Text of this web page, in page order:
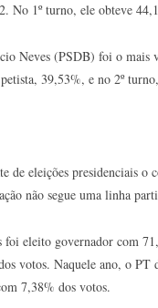
No 1º turno, ele obteve
Neves (PSDB) foi o mais
39,53%, e no 2º
de eleições presidenciais
não segue uma linha
eleito governador com
votos. Naquele ano, o
7,38% dos votos.